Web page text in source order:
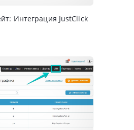
Интеграция JustClick